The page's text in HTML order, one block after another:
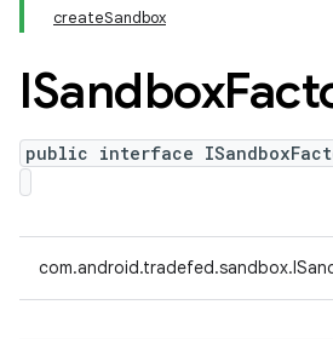
createSandbox
ISandbox
public interface